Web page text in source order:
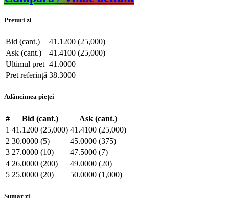
Preturi zi
Bid (cant.)
41.1200 (25,000)
Ask (cant.)
41.4100 (25,000)
Ultimul pret 41.0000
Pret referință 38.3000
Adâncimea pieței
# Bid (cant.)
Ask (cant.)
1 41.1200 (25,000) 41.4100 (25,000)
2 30.0000 (5)
45.0000 (375)
3 27.0000 (10)
47.5000 (7)
4 26.0000 (200)
49.0000 (20)
5 25.0000 (20) 50.0000 (1,000)
Sumar zi